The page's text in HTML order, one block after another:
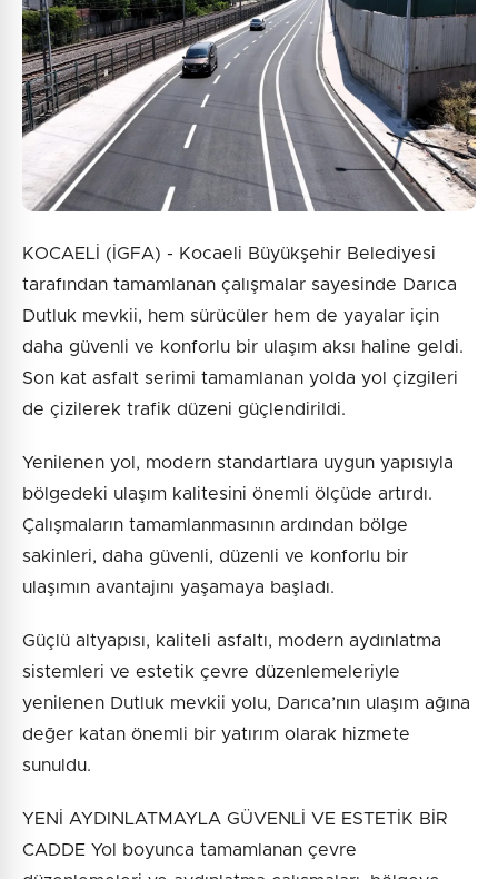
KOCAELİ (İGFA) - Kocaeli Büyükşehir Belediyesi
tarafından tamamlanan çalışmalar sayesinde Darıca
Dutluk mevkii, hem sürücüler hem de yayalar için
daha güvenli ve konforlu bir ulaşım aksı haline geldi.
Son kat asfalt serimi tamamlanan yolda yol çizgileri
de çizilerek trafik düzeni güçlendirildi.
Yenilenen yol, modern standartlara uygun yapısıyla
bölgedeki ulaşım kalitesini önemli ölçüde artırdı.
Çalışmaların tamamlanmasının ardından bölge
sakinleri, daha güvenli, düzenli ve konforlu bir
ulaşımın avantajını yaşamaya başladı.
Güçlü altyapısı, kaliteli asfaltı, modern aydınlatma
sistemleri ve estetik çevre düzenlemeleriyle
yenilenen Dutluk mevkii yolu, Darıca’nın ulaşım ağına
değer katan önemli bir yatırım olarak hizmete
sunuldu.
YENİ AYDINLATMAYLA GÜVENLİ VE ESTETİK BİR
CADDE Yol boyunca tamamlanan çevre